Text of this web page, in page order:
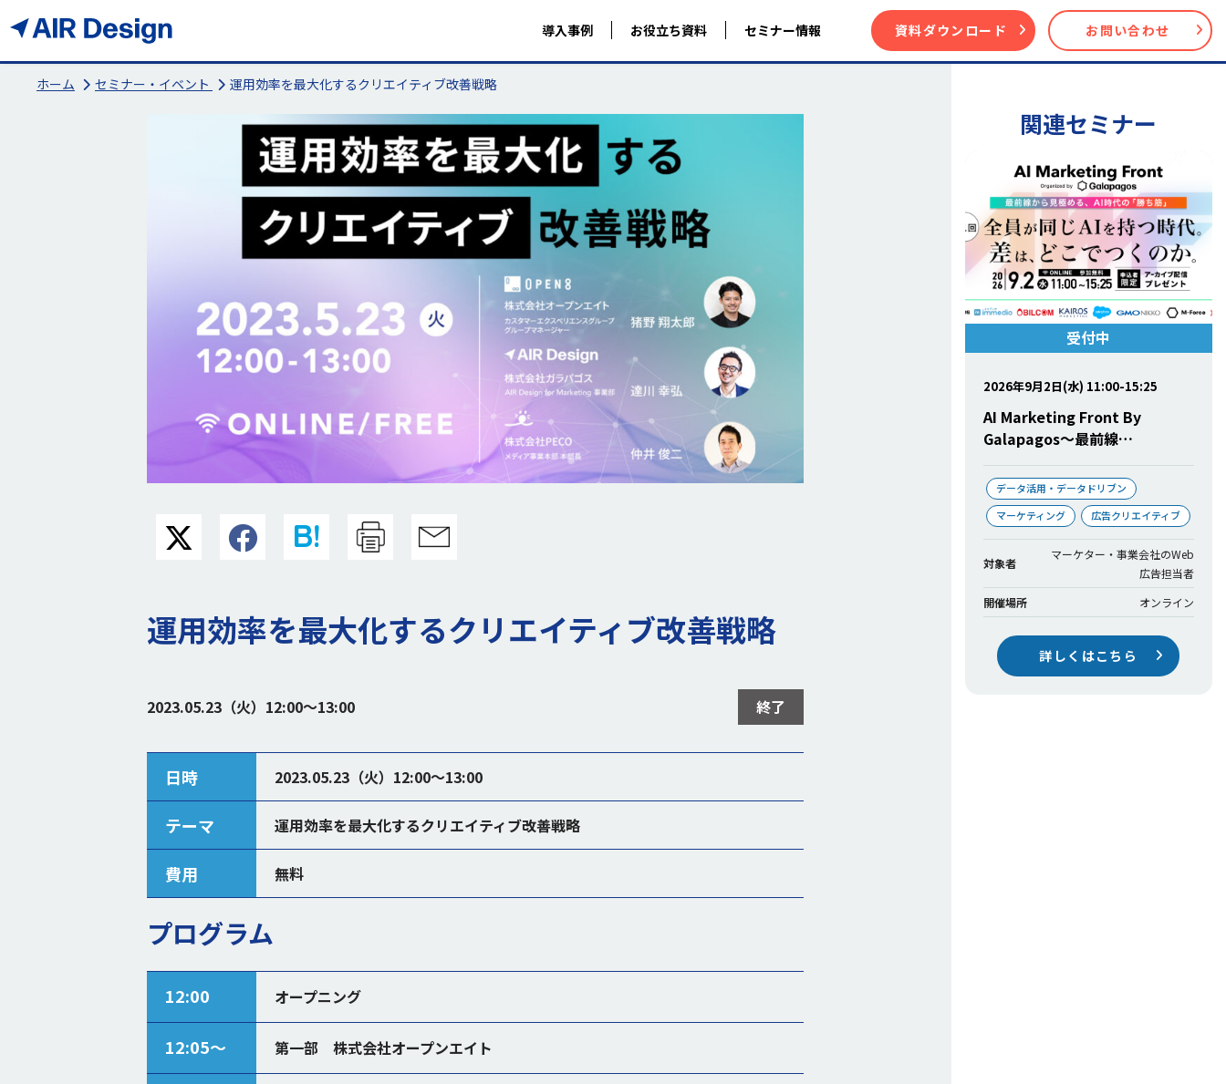
導入事例 お役立ち資料 セミナー情報 資料ダウンロード お問い合わせ
ホーム セミナー・イベント 運用効率を最大化するクリエイティブ改善戦略
運用効率を最大化するクリエイティブ改善戦略
2023.05.23（火）12:00〜13:00 終了
日時 2023.05.23（火）12:00〜13:00
テーマ 運用効率を最大化するクリエイティブ改善戦略
費用 無料
プログラム
12:00 オープニング
12:05〜 第一部 株式会社オープンエイト
関連セミナー
受付中
2026年9月2日(水) 11:00-15:25
AI Marketing Front By
Galapagos〜最前線…
データ活用・データドリブン
マーケティング
広告クリエイティブ
対象者
マーケター・事業会社のWeb
広告担当者
開催場所
オンライン
詳しくはこちら